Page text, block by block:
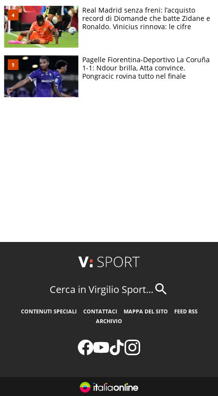
Real Madrid senza freni: l’acquisto
record di Diomande che batte Zidane e
Ronaldo. Vinicius rinnova: le cifre
Pagelle Fiorentina-Deportivo La Coruña
1-1: Ndour brilla, Atta convince.
Pongracic rovina tutto nel finale
Cerca in Virgilio Sport...
CONTENUTI SPECIALI CONTATTACI MAPPA DEL SITO
FEED RSS
ARCHIVIO